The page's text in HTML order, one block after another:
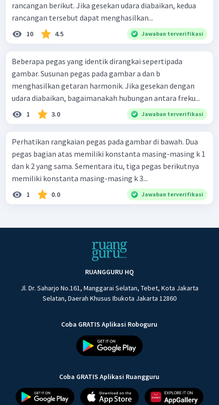
rancangan berikut. Jika gesekan udara diabaikan, kedua
rancangan tersebut dapat menghasilkan...
10 4.5 Jawaban terverifikasi
Beberapa pegas yang identik dirangkai sepertipada
gambar. Susunan pegas pada gambar a dan b
menghasilkan getaran harmonik. Jika gesekan dengan
udara diabaikan, bagaimanakah hubungan antara freku...
1 3.0 Jawaban terverifikasi
Perhatikan rangkaian pegas pada gambar di bawah. Dua
pegas bagian atas memiliki konstanta masing-masing k 1
dan k 2 yang sama. Sementara itu, tiga pegas berikutnya
memiliki konstanta masing-masing k 3...
1 0.0 Jawaban terverifikasi
RUANGGURU HQ
Jl. Dr. Saharjo No.161, Manggarai Selatan, Tebet, Kota Jakarta
Selatan, Daerah Khusus Ibukota Jakarta 12860
Coba GRATIS Aplikasi Roboguru
Coba GRATIS Aplikasi Ruangguru